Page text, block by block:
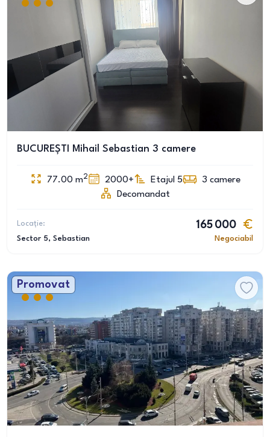
BUCUREȘTI Mihail Sebastian 3 camere
77.00 m2 2000+ Etajul 5 3 camere
Decomandat
Locație:
Sector 5, Sebastian
165 000
Negociabil
Promovat